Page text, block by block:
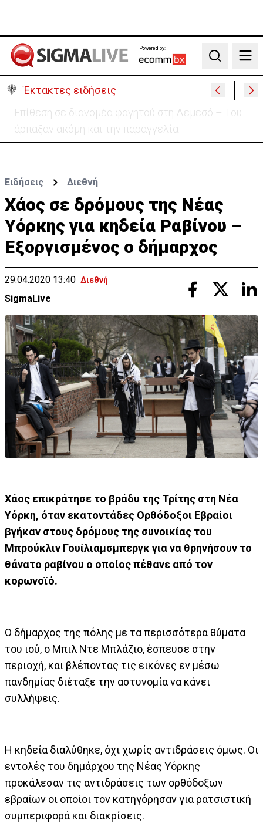
Powered by:
Search
Έκτακτες ειδήσεις
Ιταλία-Ισπανία: Στα άκρα η διπλωματική κόντρα για
το Σένγκεν
Ειδήσεις Διεθνή
Χάος σε δρόμους της Νέας
Υόρκης για κηδεία Ραβίνου –
Εξοργισμένος ο δήμαρχος
29.04.2020 13:40 Διεθνή
SigmaLive
Χάος επικράτησε το βράδυ της Τρίτης στη Νέα
Υόρκη, όταν εκατοντάδες Ορθόδοξοι Εβραίοι
βγήκαν στους δρόμους της συνοικίας του
Μπρούκλιν Γουίλιαμσμπεργκ για να θρηνήσουν το
θάνατο ραβίνου ο οποίος πέθανε από τον
κορωνοϊό.
Ο δήμαρχος της πόλης με τα περισσότερα θύματα
του ιού, o Μπιλ Ντε Μπλάζιο, έσπευσε στην
περιοχή, και βλέποντας τις εικόνες εν μέσω
πανδημίας διέταξε την αστυνομία να κάνει
συλλήψεις.
Η κηδεία διαλύθηκε, όχι χωρίς αντιδράσεις όμως. Οι
εντολές του δημάρχου της Νέας Υόρκης
προκάλεσαν τις αντιδράσεις των ορθόδοξων
εβραίων οι οποίοι τον κατηγόρησαν για ρατσιστική
συμπεριφορά και διακρίσεις.